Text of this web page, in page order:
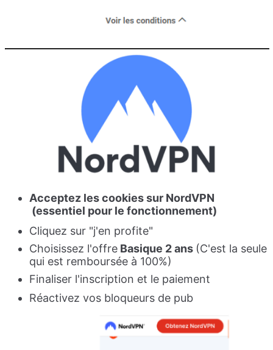
Acceptez les cookies sur NordVPN
(essentiel pour le fonctionnement)
Cliquez sur "j'en profite"
Choisissez l'offre Basique 2 ans (C'est la seule
qui est remboursée à 100%)
Finaliser l'inscription et le paiement
Réactivez vos bloqueurs de pub